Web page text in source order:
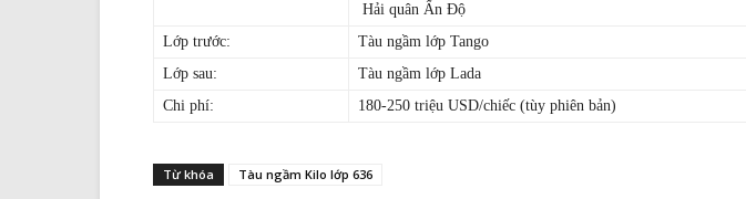
Hải quân Ấn Độ
Lớp trước:
Tàu ngầm lớp Tango
Lớp sau:
Tàu ngầm lớp Lada
Chi phí:
180-250 triệu USD/chiếc (tùy phiên bản)
Từ khóa Tàu ngầm Kilo lớp 636